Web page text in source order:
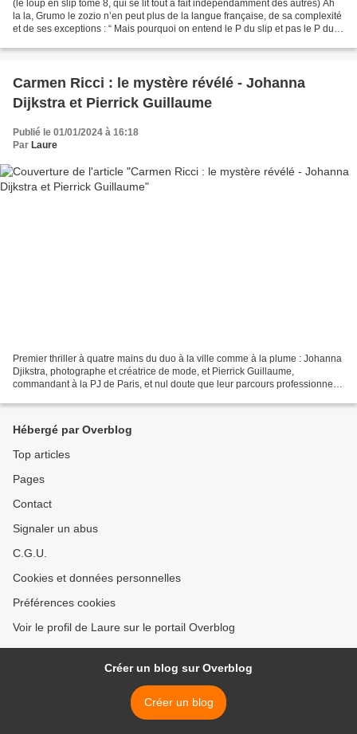
(le loup en slip tome 8, qui se lit tout à fait indépendamment des autres) Ah
la la, Grumo le zozio n’en peut plus de la langue française, de sa complexité
et de ses exceptions : “ Mais pourquoi on entend le P du slip et pas le P du
Carmen Ricci : le mystère révélé - Johanna
Dijkstra et Pierrick Guillaume
Publié le 01/01/2024 à 16:18
Par Laure
Premier thriller à quatre mains du duo à la ville comme à la plume : Johanna
Djikstra, photographe et créatrice de mode, et Pierrick Guillaume,
commandant à la PJ de Paris, et nul doute que leur parcours professionnel
Hébergé par Overblog
Top articles
Pages
Contact
Signaler un abus
C.G.U.
Cookies et données personnelles
Préférences cookies
Voir le profil de Laure sur le portail Overblog
Créer un blog sur Overblog
Créer un blog